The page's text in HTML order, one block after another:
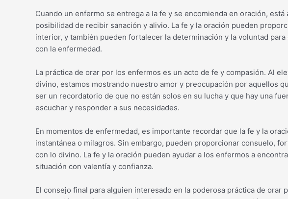
Cuando un enfermo se entrega a la fe y se encomienda en oración,
posibilidad de recibir sanación y alivio. La fe y la oración pueden
interior, y también pueden fortalecer la determinación y la voluntad
con la enfermedad.
La práctica de orar por los enfermos es un acto de fe y compasión. Al
divino, estamos mostrando nuestro amor y preocupación por aquellos
ser un recordatorio de que no están solos en su lucha y que hay una
escuchar y responder a sus necesidades.
En momentos de enfermedad, es importante recordar que la fe y la
instantánea o milagros. Sin embargo, pueden proporcionar consuelo,
con lo divino. La fe y la oración pueden ayudar a los enfermos a
situación con valentía y confianza.
El consejo final para alguien interesado en la poderosa práctica de orar